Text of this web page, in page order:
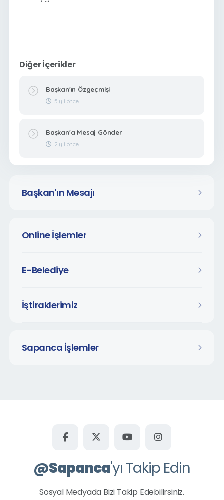
Başkan'ın Mesajı
Online İşlemler
E-Belediye
İştiraklerimiz
Sapanca İşlemler
Diğer İçerikler
Başkan'ın Özgeçmişi
5 yıl önce
Başkan'a Mesaj Gönder
2 yıl önce
@Sapanca'yı Takip Edin
Sosyal Medyada Bizi Takip Edebilirsiniz.